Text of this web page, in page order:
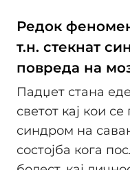
Редок
т.н. стекнат
повреда на
Падџет стана
светот кај кои се
синдром на
состојба кога